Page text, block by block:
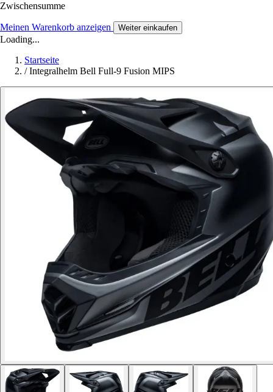
Zwischensumme
Meinen Warenkorb anzeigen Weiter einkaufen
Loading...
Startseite
/ Integralhelm Bell Full-9 Fusion MIPS